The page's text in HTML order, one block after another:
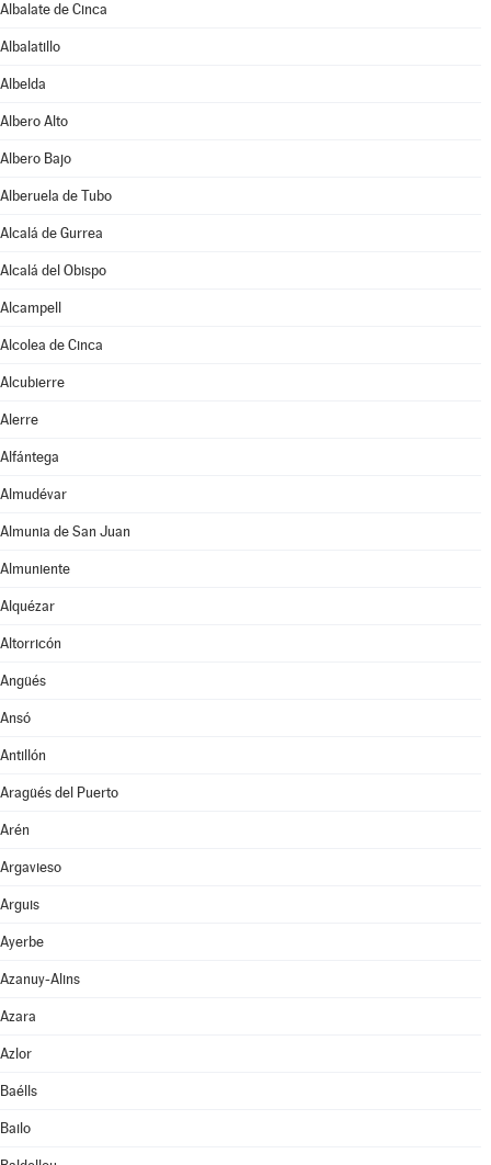
Albalate de Cinca
Albalatillo
Albelda
Albero Alto
Albero Bajo
Alberuela de Tubo
Alcalá de Gurrea
Alcalá del Obispo
Alcampell
Alcolea de Cinca
Alcubierre
Alerre
Alfántega
Almudévar
Almunia de San Juan
Almuniente
Alquézar
Altorricón
Angüés
Ansó
Antillón
Aragüés del Puerto
Arén
Argavieso
Arguis
Ayerbe
Azanuy-Alins
Azara
Azlor
Baélls
Bailo